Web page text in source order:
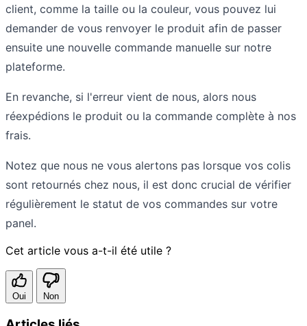
client, comme la taille ou la couleur, vous pouvez lui
demander de vous renvoyer le produit afin de passer
ensuite une nouvelle commande manuelle sur notre
plateforme.
En revanche, si l'erreur vient de nous, alors nous
réexpédions le produit ou la commande complète à nos
frais.
Notez que nous ne vous alertons pas lorsque vos colis
sont retournés chez nous, il est donc crucial de vérifier
régulièrement le statut de vos commandes sur votre
panel.
Cet article vous a-t-il été utile ?
Oui Non